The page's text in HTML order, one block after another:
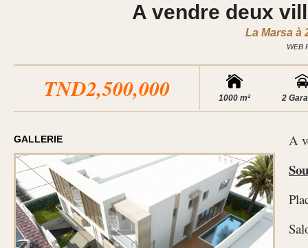
A vendre deux
La Marsa à
WEB
TND2,500,000 1000 m² 2
GALLERIE A